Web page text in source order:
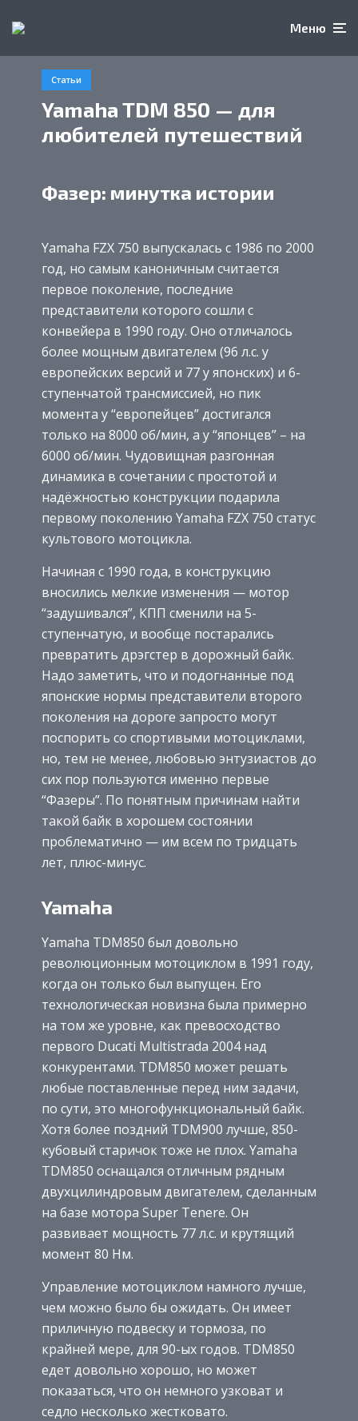
Меню
Статьи
Yamaha TDM 850 — для
любителей путешествий
Фазер: минутка истории
Yamaha FZX 750 выпускалась с 1986 по 2000
год, но самым каноничным считается
первое поколение, последние
представители которого сошли с
конвейера в 1990 году. Оно отличалось
более мощным двигателем (96 л.с. у
европейских версий и 77 у японских) и 6-
ступенчатой трансмиссией, но пик
момента у “европейцев” достигался
только на 8000 об/мин, а у “японцев” – на
6000 об/мин. Чудовищная разгонная
динамика в сочетании с простотой и
надёжностью конструкции подарила
первому поколению Yamaha FZX 750 статус
культового мотоцикла.
Начиная с 1990 года, в конструкцию
вносились мелкие изменения — мотор
“задушивался”, КПП сменили на 5-
ступенчатую, и вообще постарались
превратить дрэгстер в дорожный байк.
Надо заметить, что и подогнанные под
японские нормы представители второго
поколения на дороге запросто могут
поспорить со спортивыми мотоциклами,
но, тем не менее, любовью энтузиастов до
сих пор пользуются именно первые
“Фазеры”. По понятным причинам найти
такой байк в хорошем состоянии
проблематично — им всем по тридцать
лет, плюс-минус.
Yamaha
Yamaha TDM850 был довольно
революционным мотоциклом в 1991 году,
когда он только был выпущен. Его
технологическая новизна была примерно
на том же уровне, как превосходство
первого Ducati Multistrada 2004 над
конкурентами. TDM850 может решать
любые поставленные перед ним задачи,
по сути, это многофункциональный байк.
Хотя более поздний TDM900 лучше, 850-
кубовый старичок тоже не плох. Yamaha
TDM850 оснащался отличным рядным
двухцилиндровым двигателем, сделанным
на базе мотора Super Tenere. Он
развивает мощность 77 л.с. и крутящий
момент 80 Нм.
Управление мотоциклом намного лучше,
чем можно было бы ожидать. Он имеет
приличную подвеску и тормоза, по
крайней мере, для 90-ых годов. TDM850
едет довольно хорошо, но может
показаться, что он немного узковат и
седло несколько жестковато.